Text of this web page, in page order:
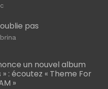
pas
un nouvel album
: écoutez « Theme For
»